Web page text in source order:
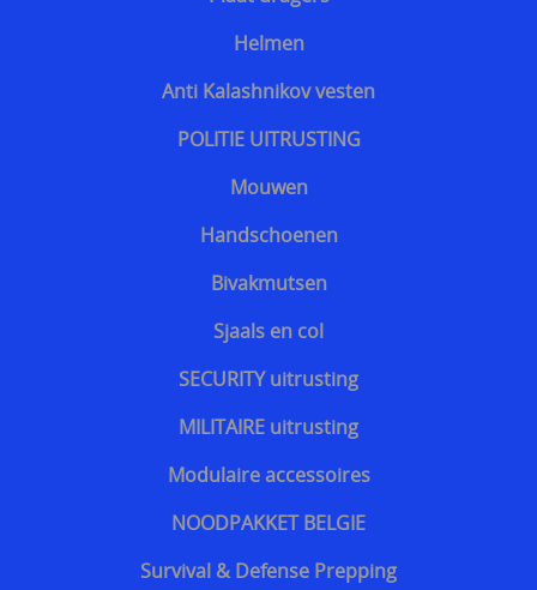
Sjaals en col
SECURITY uitrusting
MILITAIRE uitrusting
Modulaire accessoires
NOODPAKKET BELGIE
Survival & Defense Prepping
Survival shop belgie
CRISIS survival shop
Boogschieten
Jachtkledij
Persoonlijke bescherming Afrika reizen
Bescherming tegen slangen
Herroeping
Helmen
Anti Kalashnikov vesten
POLITIE UITRUSTING
Mouwen
Handschoenen
Bivakmutsen
Sjaals en col
SECURITY uitrusting
MILITAIRE uitrusting
Modulaire accessoires
NOODPAKKET BELGIE
Survival & Defense Prepping